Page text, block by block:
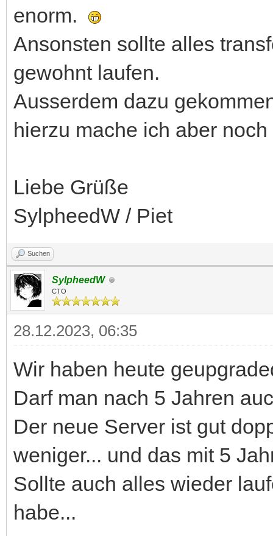
enorm.
Ansonsten sollte alles
gewohnt laufen.
Ausserdem dazu
hierzu mache ich aber
Liebe Grüße
SylpheedW / Piet
Suchen
SylpheedW
CTO
28.12.2023, 06:35
Wir haben heute
Darf man nach 5 Jahren
Der neue Server ist gut
weniger... und das mit 5
Sollte auch alles wieder
habe...